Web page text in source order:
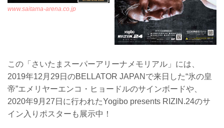
www.saitama-arena.co.jp
この「さいたまスーパーアリーナメモリアル」には、
2019年12月29日のBELLATOR JAPANで来日した“氷の皇
帝”エメリヤーエンコ・ヒョードルのサインボードや、
2020年9月27日に行われたYogibo presents RIZIN.24のサ
イン入りポスターも展示中！